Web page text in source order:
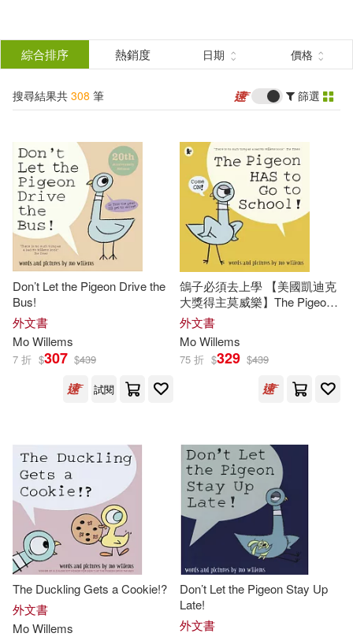
結
篩
選
分類 (單選)
所有商品(308) 圖書(308)
展開
作者 (可複選)
Willems(211)
Mo Willems Workshop(28)
Mo (ILT)(8) Mo/ Willems(8)
Willem (ILT)(5)
Wonder-shirts(5) 莫‧威樂(5)
Inc. (COR)/ Mo(4)
Mo/ Campoy(4)
Ingram(227)
Walker Books Ltd.(39)
Hyperion Books for Children(9)
Disney Pr(8)
配送方式
綜合排序 熱銷度 日期 價格
搜尋結果共 308 筆 篩選
Don’t Let the Pigeon Drive the
Bus!
外文書
MoWillems
7 折 $307 $439
試閱
鴿子必須去上學 【美國凱迪克
大獎得主莫威樂】The Pigeon
HAS to Go to School!
外文書
MoWillems
75 折 $329 $439
The Duckling Gets a Cookie!?
外文書
MoWillems
Don’t Let the Pigeon Stay Up
Late!
外文書